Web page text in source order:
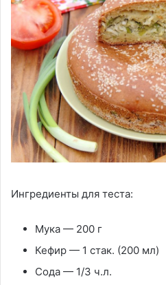
Ингредиенты для теста:
Мука — 200 г
Кефир — 1 стак. (200 мл)
Сода — 1/3 ч.л.